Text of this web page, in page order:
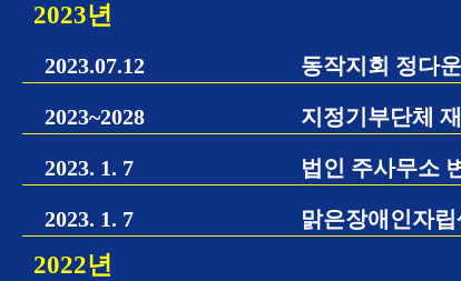
2023년
2023.07.12 동작지회 정다
2023~2028 지정기부단체
2023. 1. 7 법인 주사무소
2023. 1. 7 맑은장애인자
2022년